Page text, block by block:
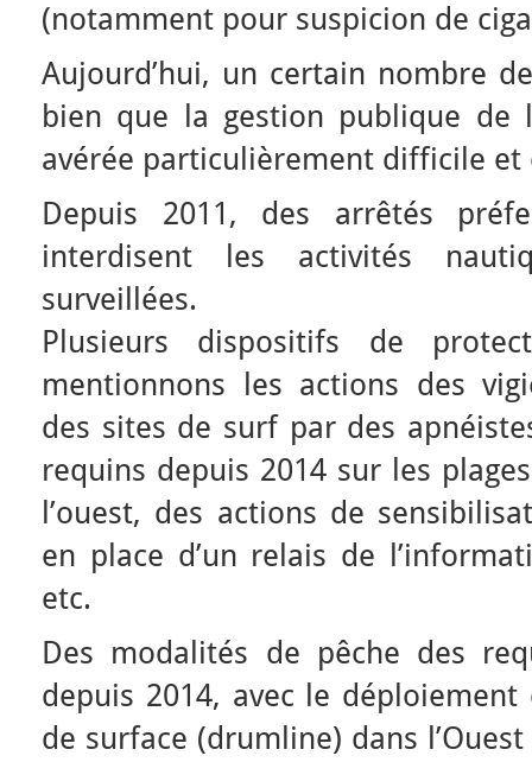
(notamment pour suspicion de
Aujourd’hui, un certain nombre
bien que la gestion publique de
avérée particulièrement difficile et
Depuis 2011, des arrêtés
interdisent les activités
surveillées.
Plusieurs dispositifs de
mentionnons les actions des
des sites de surf par des
requins depuis 2014 sur les
l’ouest, des actions de
en place d’un relais de
etc.
Des modalités de pêche des
depuis 2014, avec le déploiement
de surface (drumline) dans